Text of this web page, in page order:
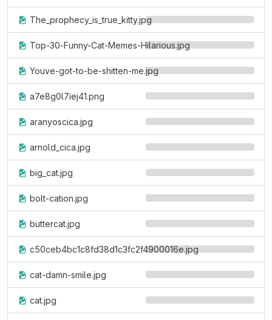
The_prophecy_is_true_kitty.jpg
Top-30-Funny-Cat-Memes-Hilarious.jpg
Youve-got-to-be-shitten-me.jpg
a7e8g0l7iej41.png
aranyoscica.jpg
arnold_cica.jpg
big_cat.jpg
bolt-cation.jpg
buttercat.jpg
c50ceb4bc1c8fd38d1c3fc2f4900016e.jpg
cat-damn-smile.jpg
cat.jpg